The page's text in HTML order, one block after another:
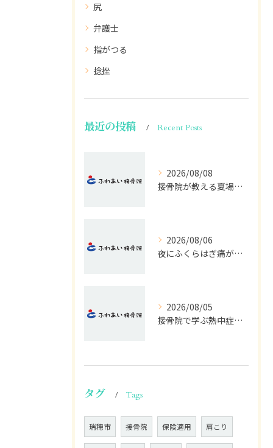
尻
弁護士
指がつる
捻挫
最近の投稿 Recent Posts
2026/08/08
接骨院が教える夏場の冷え対策法
2026/08/06
夜にふくらはぎ痛がつらい原因と対処法
2026/08/05
接骨院で学ぶ熱中症の早期発見サイン
タグ Tags
瑞穂市 接骨院 保険適用 肩こり